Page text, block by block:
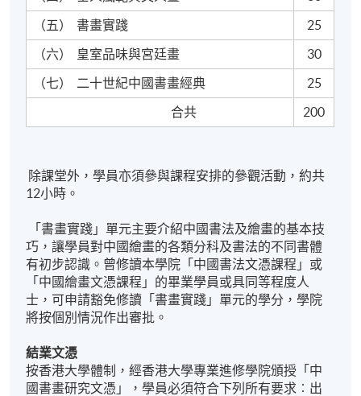
（五）書畫實踐
25
（六）
皇室品味與宮廷畫
30
（七）
二十世紀中國書畫經典
25
合共
200
除課堂外，學員亦須參與課程安排的參觀活動，約共
12小時。
「書畫實踐」單元主要介紹中國書法及繪畫的基本技
巧，讓學員對中國繪畫的各類分科及書法的不同書體
有初步認識。曾修讀本學院「中國書法文憑課程」或
「中國繪畫文憑課程」的畢業學員或具同等程度人
士，可申請豁免修讀「書畫實踐」單元的學分，學院
將按個別情況作出審批。
結業文憑
按香港大學體制，經香港大學專業進修學院頒授「中
國書畫研究文憑」，學員必須符合下列所有要求︰出